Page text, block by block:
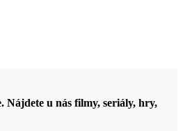
Nájdete u nás filmy, seriály, hry,